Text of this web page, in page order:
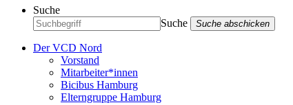
Suche
Suche
Suche abschicken
Der VCD Nord
Vorstand
Mitarbeiter*innen
Bicibus Hamburg
Elterngruppe Hamburg